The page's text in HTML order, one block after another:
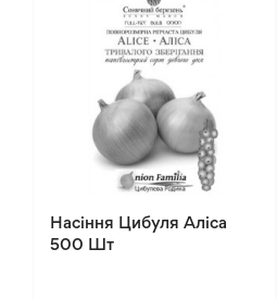
Насіння Цибуля Аліса
500 Шт